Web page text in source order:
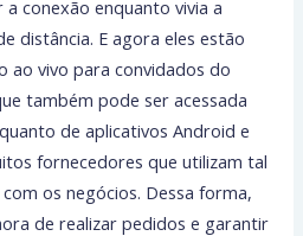
conexão enquanto vivia a
distância. E agora eles estão
ao vivo para convidados do
também pode ser acessada
de aplicativos Android e
fornecedores que utilizam tal
os negócios. Dessa forma,
de realizar pedidos e garantir